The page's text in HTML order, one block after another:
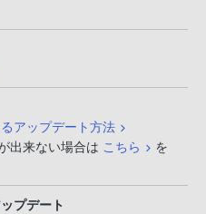
アップデート方法
出来ない場合は こちら
を
プデート